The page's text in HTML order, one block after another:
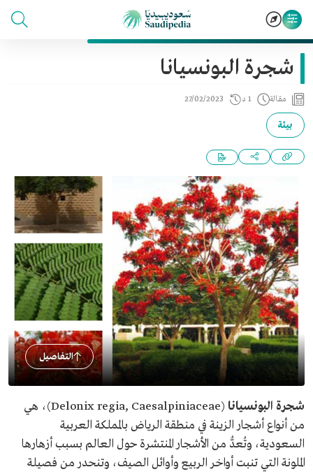
شجرة البونسيانا
مقالة 1 د 27/02/2023
بيئة
التفاصيل
شجرة البونسيانا
(Delonix regia, Caesalpiniaceae)، هي
من أنواع أشجار الزينة في منطقة الرياض بالمملكة العربية
السعودية، وتُعدُّ من الأشجار المنتشرة حول العالم بسبب أزهارها
الملونة التي تنبت أواخر الربيع وأوائل الصيف، وتنحدر من فصيلة